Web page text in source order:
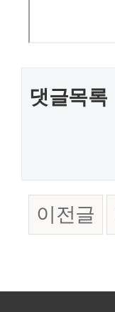
댓글목록
이전글